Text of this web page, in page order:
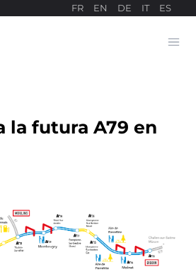
FR EN DE IT ES
la futura A79 en